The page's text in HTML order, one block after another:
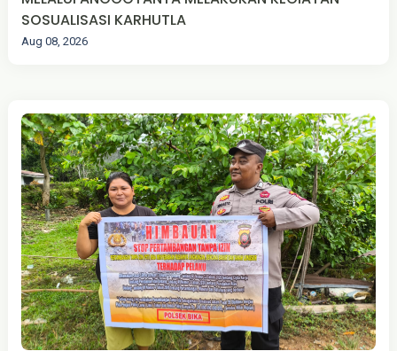
SOSUALISASI KARHUTLA
Aug 08, 2026